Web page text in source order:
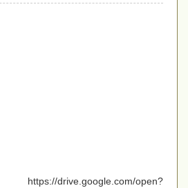
https://drive.google.com/open?